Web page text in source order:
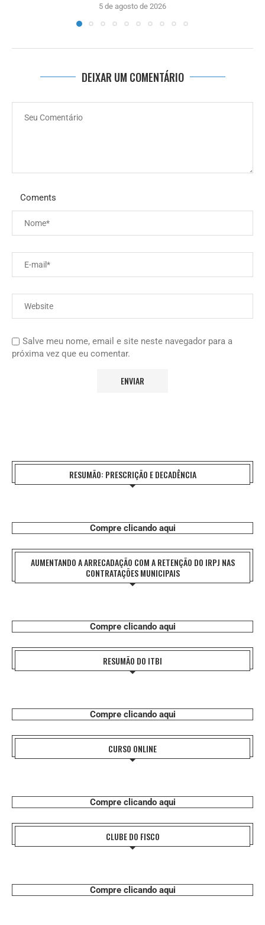
5 de agosto de 2026
DEIXAR UM COMENTÁRIO
Coments
Salve meu nome, email e site neste navegador para a
próxima vez que eu comentar.
RESUMÃO: PRESCRIÇÃO E DECADÊNCIA
Compre clicando aqui
AUMENTANDO A ARRECADAÇÃO COM A RETENÇÃO DO IRPJ NAS
CONTRATAÇÕES MUNICIPAIS
Compre clicando aqui
RESUMÃO DO ITBI
Compre clicando aqui
CURSO ONLINE
Compre clicando aqui
CLUBE DO FISCO
Compre clicando aqui